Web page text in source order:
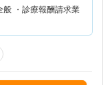
般 ・診療報酬請求業